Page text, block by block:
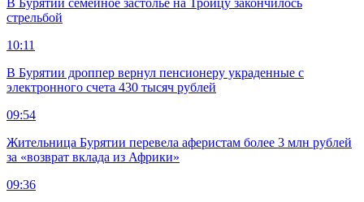
В Бурятии семейное застолье на Троицу закончилось
стрельбой
10:11
В Бурятии дроппер вернул пенсионеру украденные с
электронного счета 430 тысяч рублей
09:54
Жительница Бурятии перевела аферистам более 3 млн рублей
за «возврат вклада из Африки»
09:36